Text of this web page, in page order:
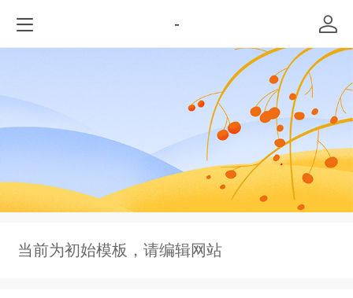
-
当前为初始模板，请编辑网站